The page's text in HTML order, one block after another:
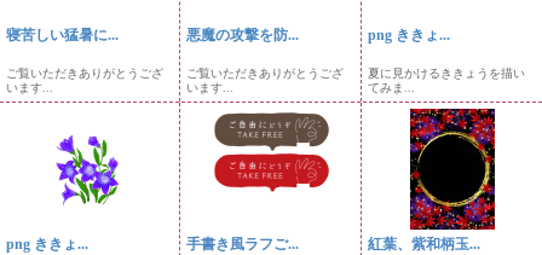
寝苦しい猛暑に...
ご覧いただきありがとうござ
います...
悪魔の攻撃を防...
ご覧いただきありがとうござ
います...
png ききょ...
夏に見かけるききょうを描い
てみま...
png ききょ... 手書き風ラフご... 紅葉、紫和柄玉...